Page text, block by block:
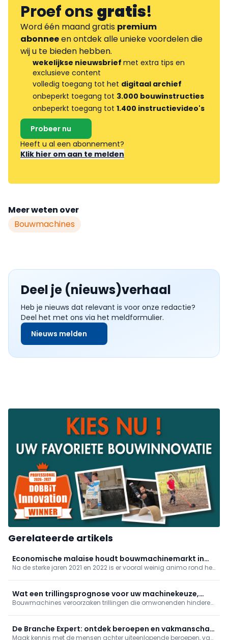
Proef onsgratis!
Word één maand gratis premium
abonneeen ontdek alle unieke voordelen die
wij u te bieden hebben.
wekelijkse nieuwsbrief met extra tips en
exclusieve content
volledig toegang tot het digitaal archief
onbeperkt toegang tot 3.000 bouwinstructies
onbeperkt toegang tot 1.400 instructievideo's
Probeer nu
Heeft u al een abonnement?
Klik hier om aan te melden
Meer weten over
Bouwmachines
Deel je (nieuws)verhaal
Heb je nieuws dat relevant is voor onze redactie?
Deel het met ons via het meldformulier.
Nieuws melden
Gerelateerde artikels
Economische malaise houdt bouwmachinemarkt in
haar greep
Na de sterke jaren 2021 en 2022 is er vooral weinig animo rond het
vreugdetaferelen.
Wat een trillingsprognose voor uw machinekeuze,
planning en omgeving betekent
Bouwmachines veroorzaken trillingen die omwonenden hinderen
stemt u de machinevloot erop af en hoe monitort u de trillingen
tijdens de werken?
De Branche Expert: ontdek beroepen en vakmanschap
Maak kennis met de mensen achter uiteenlopende beroepen, van